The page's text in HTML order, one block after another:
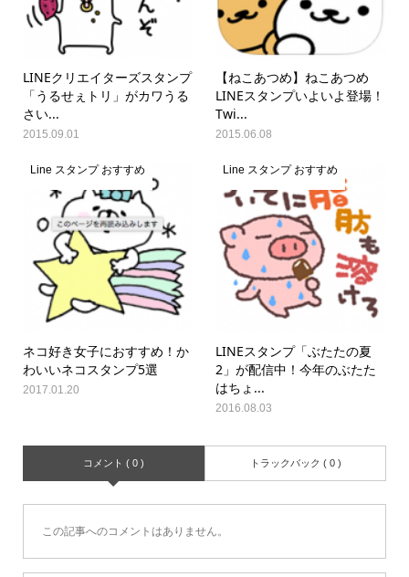
LINEクリエイターズスタンプ
「うるせぇトリ」がカワうる
さい...
2015.09.01
【ねこあつめ】ねこあつめ
LINEスタンプいよいよ登場！
Twi...
2015.06.08
Line スタンプ おすすめ
ネコ好き女子におすすめ！か
わいいネコスタンプ5選
2017.01.20
Line スタンプ おすすめ
LINEスタンプ「ぶたたの夏
2」が配信中！今年のぶたた
はちょ...
2016.08.03
コメント ( 0 ) トラックバック ( 0 )
この記事へのコメントはありません。